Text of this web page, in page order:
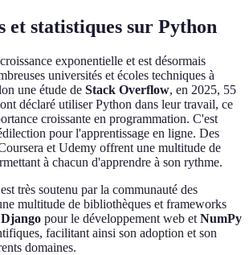
et statistiques sur Python
exponentielle et est désormais
universités et écoles techniques à
une étude de Stack Overflow, en 2025, 55
déclaré utiliser Python dans leur travail, ce
croissante en programmation. C'est
pour l'apprentissage en ligne. Des
et Udemy offrent une multitude de
à chacun d'apprendre à son rythme.
très soutenu par la communauté des
multitude de bibliothèques et frameworks
Django pour le développement web et NumPy
facilitant ainsi son adoption et son
domaines.